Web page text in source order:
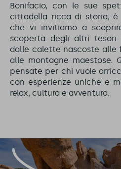
Bonifacio, con le sue
cittadella ricca di storia, è
che vi invitiamo a
scoperta degli altri tesori
dalle calette nascoste alle
alle montagne maestose.
pensate per chi vuole
con esperienze uniche e
relax, cultura e avventura.